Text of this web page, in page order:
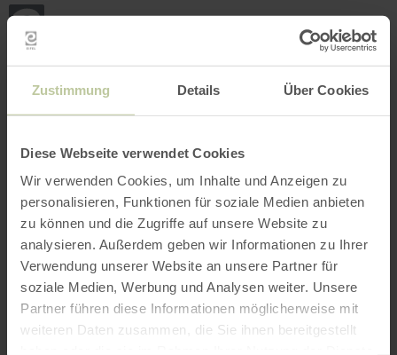
Zustimmung Details Über Cookies
Diese Webseite verwendet Cookies
Wir verwenden Cookies, um Inhalte und Anzeigen zu
personalisieren, Funktionen für soziale Medien anbieten
zu können und die Zugriffe auf unsere Website zu
analysieren. Außerdem geben wir Informationen zu Ihrer
Verwendung unserer Website an unsere Partner für
soziale Medien, Werbung und Analysen weiter. Unsere
Partner führen diese Informationen möglicherweise mit
weiteren Daten zusammen, die Sie ihnen bereitgestellt
Ga naar de hoofdinhoud
Ga naar de zoekfunctie
Ga naar de hoofdnavigatie
Ga naar de voettekst
Terug
naar
startpagina
ZOEKEN MENU
Het onderstaande vrijetijdsaanbod is door de
aanbieder Louisa Schmitz & Corinna Schlagloth
Regiondo geplaatst. De aanbieder Louisa
Schmitz & Corinna Schlagloth
Freundschaftswerk Gbr is als enige
verantwoordelijk voor de inhoud.